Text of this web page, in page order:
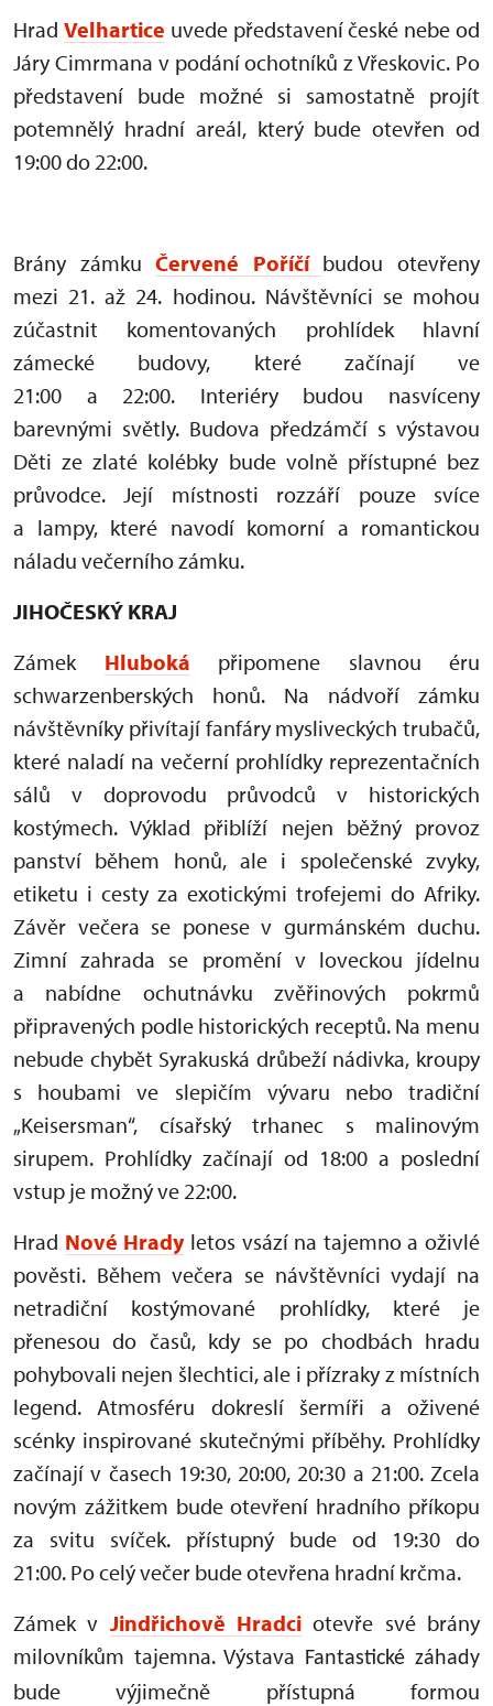
Hrad Velhartice uvede představení české nebe od
Járy Cimrmana v podání ochotníků z Vřeskovic. Po
představení bude možné si samostatně projít
potemnělý hradní areál, který bude otevřen od
19:00 do 22:00.
Brány zámkuČervené Poříčí budou otevřeny
mezi 21. až 24. hodinou. Návštěvníci se mohou
zúčastnit komentovaných prohlídek hlavní
zámecké budovy, které začínají ve
21:00 a 22:00. Interiéry budou nasvíceny
barevnými světly. Budova předzámčí s výstavou
Děti ze zlaté kolébky bude volně přístupné bez
průvodce. Její místnosti rozzáří pouze svíce
a lampy, které navodí komorní a romantickou
náladu večerního zámku.
JIHOČESKÝ KRAJ
Zámek Hluboká připomene slavnou éru
schwarzenberských honů. Na nádvoří zámku
návštěvníky přivítají fanfáry mysliveckých trubačů,
které naladí na večerní prohlídky reprezentačních
sálů v doprovodu průvodců v historických
kostýmech. Výklad přiblíží nejen běžný provoz
panství během honů, ale i společenské zvyky,
etiketu i cesty za exotickými trofejemi do Afriky.
Závěr večera se ponese v gurmánském duchu.
Zimní zahrada se promění v loveckou jídelnu
a nabídne ochutnávku zvěřinových pokrmů
připravených podle historických receptů. Na menu
nebude chybět Syrakuská drůbeží nádivka, kroupy
s houbami ve slepičím vývaru nebo tradiční
„Keisersman“, císařský trhanec s malinovým
sirupem. Prohlídky začínají od 18:00 a poslední
vstup je možný ve 22:00.
Hrad Nové Hradyletos vsází na tajemno a oživlé
pověsti. Během večera se návštěvníci vydají na
netradiční kostýmované prohlídky, které je
přenesou do časů, kdy se po chodbách hradu
pohybovali nejen šlechtici, ale i přízraky z místních
legend. Atmosféru dokreslí šermíři a oživené
scénky inspirované skutečnými příběhy. Prohlídky
začínají v časech 19:30, 20:00, 20:30 a 21:00. Zcela
novým zážitkem bude otevření hradního příkopu
za svitu svíček. přístupný bude od 19:30 do
21:00. Po celý večer bude otevřena hradní krčma.
Zámek v Jindřichově Hradci otevře své brány
milovníkům tajemna. Výstava
Fantastické záhady
bude výjimečně přístupná formou